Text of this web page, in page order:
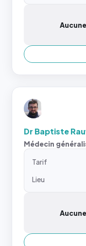
Dr Baptiste
Médecin
Tarif
Lieu